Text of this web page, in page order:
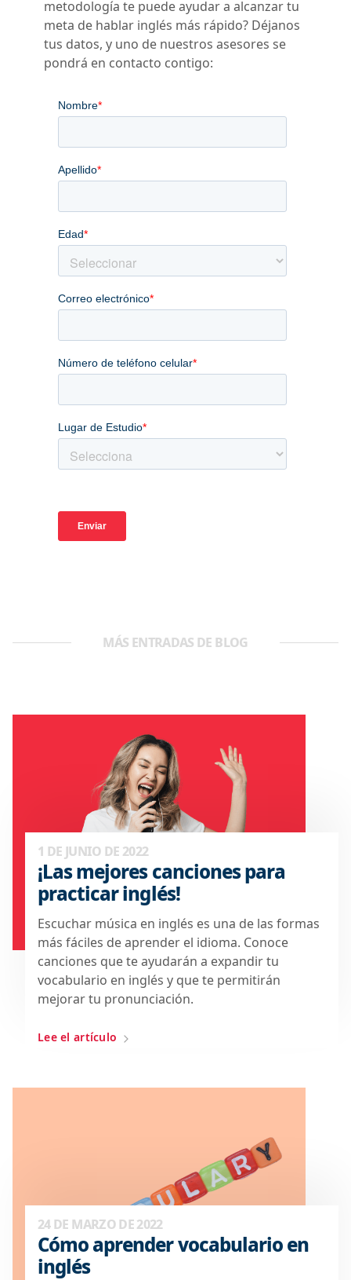
metodología te puede ayudar a alcanzar tu
meta de hablar inglés más rápido? Déjanos
tus datos, y uno de nuestros asesores se
pondrá en contacto contigo:
MÁS ENTRADAS DE BLOG
1 DE JUNIO DE 2022
¡Las mejores canciones para
practicar inglés!
Escuchar música en inglés es una de las formas
más fáciles de aprender el idioma. Conoce
canciones que te ayudarán a expandir tu
vocabulario en inglés y que te permitirán
mejorar tu pronunciación.
Lee el artículo
24 DE MARZO DE 2022
Cómo aprender vocabulario en
inglés